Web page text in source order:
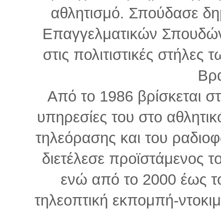
αθλητισμό. Σπούδασε
Επαγγελματικών
στις πολιτιστικές
Από το 1986 βρίσκεται
υπηρεσίες του στο
τηλεόρασης και του
διετέλεσε προϊστάμενος
ενώ από το 2000 έως
τηλεοπτική εκπομπή-